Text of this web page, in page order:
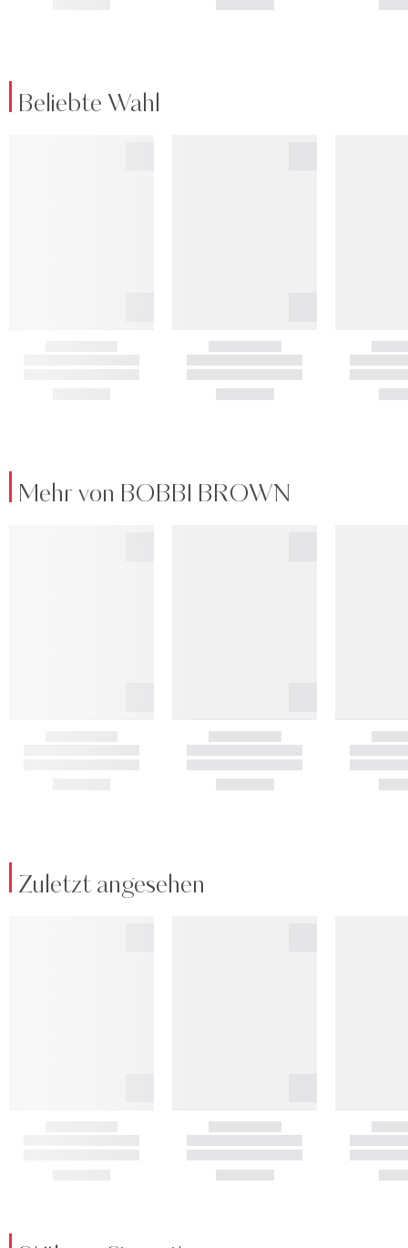
Beliebte Wahl
Mehr von BOBBI BROWN
Zuletzt angesehen